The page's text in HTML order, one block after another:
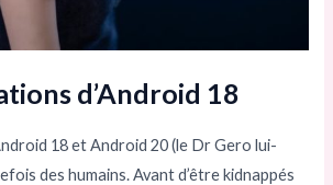
d’Android 18
18 et Android 20 (le Dr Gero lui-
des humains. Avant d’être kidnappés